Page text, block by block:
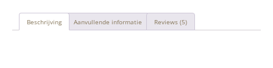
Beschrijving Aanvullende informatie Reviews (5)